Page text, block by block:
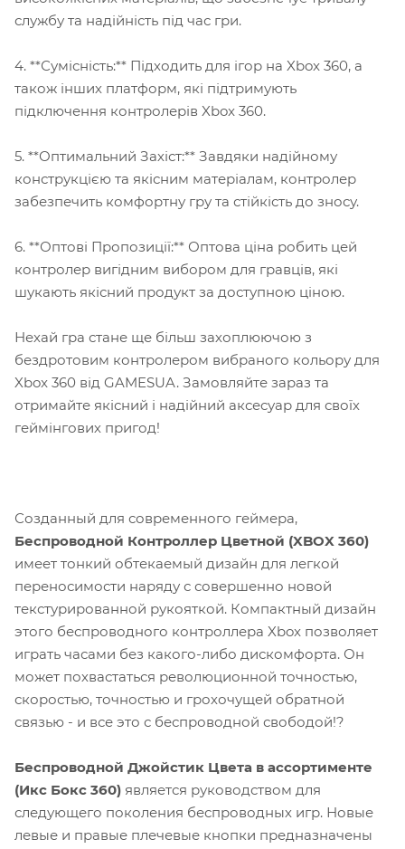
службу та надійність під час гри.
4. **Сумісність:** Підходить для ігор на Xbox 360, а
також інших платформ, які підтримують
підключення контролерів Xbox 360.
5. **Оптимальний Захіст:** Завдяки надійному
конструкцією та якісним матеріалам, контролер
забезпечить комфортну гру та стійкість до зносу.
6. **Оптові Пропозиції:** Оптова ціна робить цей
контролер вигідним вибором для гравців, які
шукають якісний продукт за доступною ціною.
Нехай гра стане ще більш захоплюючою з
бездротовим контролером вибраного кольору для
Xbox 360 від GAMESUA. Замовляйте зараз та
отримайте якісний і надійний аксесуар для своїх
геймінгових пригод!
Созданный для современного геймера,
Беспроводной Контроллер Цветной (XBOX 360)
имеет тонкий обтекаемый дизайн для легкой
переносимости наряду с совершенно новой
текстурированной рукояткой. Компактный дизайн
этого беспроводного контроллера Xbox позволяет
играть часами без какого-либо дискомфорта. Он
может похвастаться революционной точностью,
скоростью, точностью и грохочущей обратной
связью - и все это с беспроводной свободой!?
Беспроводной Джойстик Цвета в ассортименте
(Икс Бокс 360) является руководством для
следующего поколения беспроводных игр. Новые
левые и правые плечевые кнопки предназначены